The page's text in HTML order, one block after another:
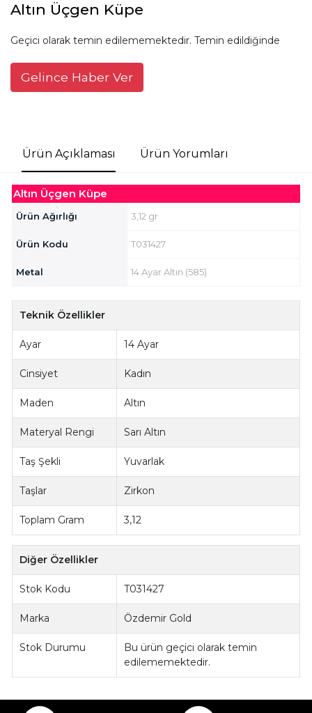
Altın Üçgen Küpe
Geçici olarak temin edilememektedir. Temin edildiğinde
Gelince Haber Ver
Ürün Açıklaması Ürün Yorumları
Altın Üçgen Küpe
Ürün Ağırlığı 3,12 gr
Ürün Kodu T031427
Metal 14 Ayar Altın (585)
Teknik Özellikler
Ayar 14 Ayar
Cinsiyet Kadın
Maden Altın
Materyal Rengi Sarı Altın
Taş Şekli Yuvarlak
Taşlar Zirkon
Toplam Gram 3,12
Diğer Özellikler
Stok Kodu T031427
Marka Özdemir Gold
Stok Durumu
Bu ürün geçici olarak temin
edilememektedir.